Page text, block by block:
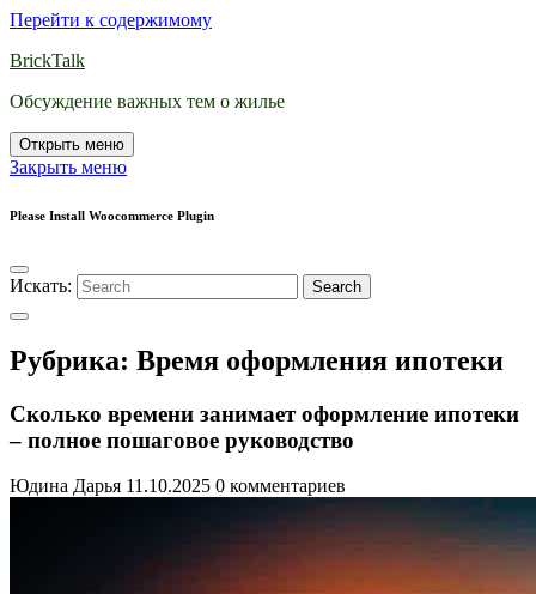
Перейти к содержимому
BrickTalk
Обсуждение важных тем о жилье
Открыть меню
Закрыть меню
Please Install Woocommerce Plugin
Искать: Search
Рубрика: Время оформления ипотеки
Сколько времени занимает оформление ипотеки
– полное пошаговое руководство
Юдина Дарья 11.10.2025 0 комментариев